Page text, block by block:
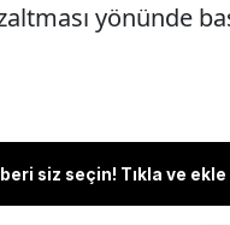
yönünde
siz seçin! Tıkla ve ekle